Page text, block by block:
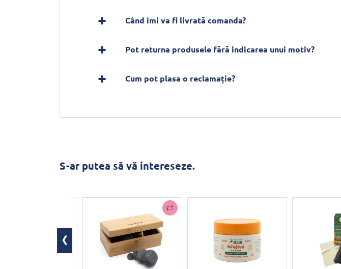
Când îmi va fi livrată comanda?
Pot returna produsele fără indicarea unui motiv?
Cum pot plasa o reclamație?
S-ar putea să vă intereseze.